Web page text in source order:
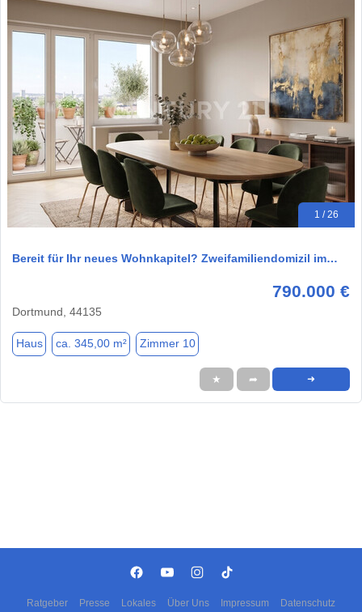
1 / 26
Bereit für Ihr neues Wohnkapitel? Zweifamiliendomizil im…
790.000 €
Dortmund, 44135
Haus ca. 345,00 m² Zimmer 10
★ ➦ ➜
Ratgeber Presse Lokales Über Uns Impressum Datenschutz